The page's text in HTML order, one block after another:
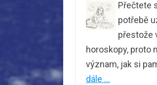
Přečtete
potřebě
přestože
horoskopy, proto
význam, jak si
dále …